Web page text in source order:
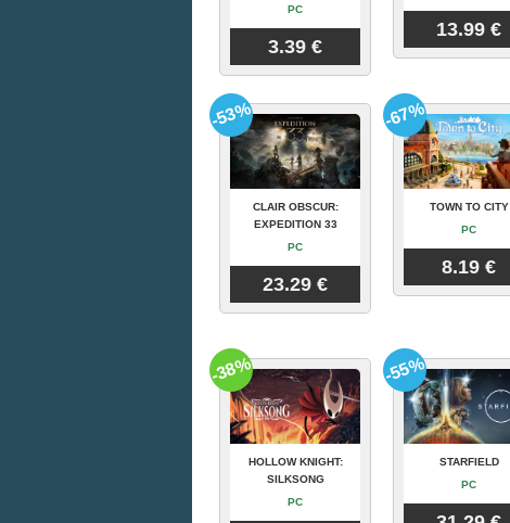
PC
3.39 €
13.99 €
CLAIR OBSCUR:
EXPEDITION 33
PC
23.29 €
-53%
TOWN TO CITY
PC
8.19 €
-67%
HOLLOW KNIGHT:
SILKSONG
PC
-38%
STARFIELD
PC
-55%